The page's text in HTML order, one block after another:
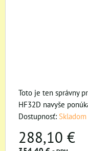
Toto je ten správny
HF32D navyše
Dostupnosť:
288,10 €